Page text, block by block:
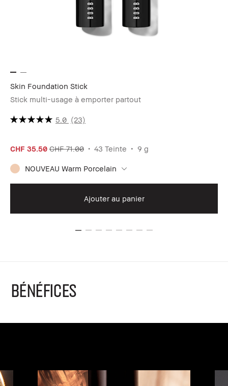
Skin Foundation Stick
Stick multi-usage à emporter partout
5.0 (23)
CHF 35.50 CHF 71.00 43 Teinte 9 g
NOUVEAU Warm Porcelain
Ajouter au panier
BÉNÉFICES